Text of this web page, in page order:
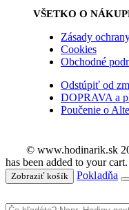
VŠETKO O
Zásady
Cookies
Obchodné
Odstúpiť od
DOPRAVA a
Poučenie o
© www.hodinarik.sk
has been added to your cart.
Zobraziť košík Pokladňa